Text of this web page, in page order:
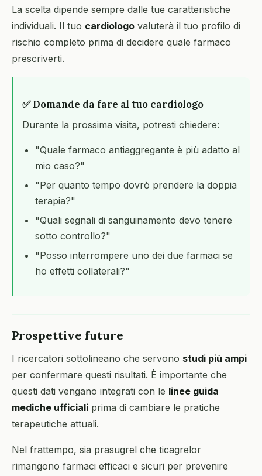
La scelta dipende sempre dalle tue caratteristiche
individuali. Il tuo cardiologo valuterà il tuo profilo di
rischio completo prima di decidere quale farmaco
prescriverti.
✅ Domande da fare al tuo cardiologo
Durante la prossima visita, potresti chiedere:
"Quale farmaco antiaggregante è più adatto al
mio caso?"
"Per quanto tempo dovrò prendere la doppia
terapia?"
"Quali segnali di sanguinamento devo tenere
sotto controllo?"
"Posso interrompere uno dei due farmaci se
ho effetti collaterali?"
Prospettive future
I ricercatori sottolineano che servono studi più ampi
per confermare questi risultati. È importante che
questi dati vengano integrati con le linee guida
mediche ufficiali prima di cambiare le pratiche
terapeutiche attuali.
Nel frattempo, sia prasugrel che ticagrelor
rimangono farmaci efficaci e sicuri per prevenire